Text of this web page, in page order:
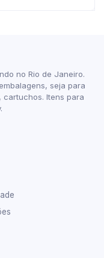
no Rio de Janeiro.
seja para
cartuchos. Itens para